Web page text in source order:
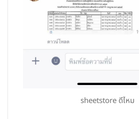
sheetstore ดีไหม